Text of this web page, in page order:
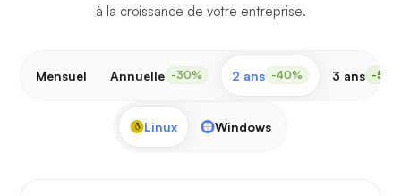
à la croissance de votre entreprise.
Mensuel Annuelle -30% 2 ans -40% 3 ans -
Linux Windows